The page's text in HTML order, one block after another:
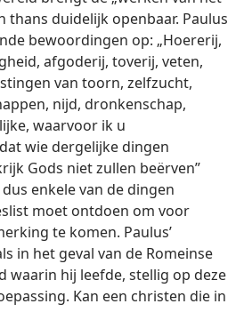
thans duidelijk openbaar. Paulus
bewoordingen op: „Hoererij,
afgoderij, toverij, veten,
van toorn, zelfzucht,
nijd, dronkenschap,
waarvoor ik u
wie dergelijke dingen
Gods niet zullen beërven”
enkele van de dingen
moet ontdoen om voor
te komen. Paulus’
in het geval van de Romeinse
waarin hij leefde, stellig op deze
Kan een christen die in